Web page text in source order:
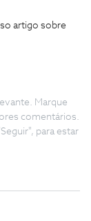
artigo sobre
Marque
comentários.
para estar